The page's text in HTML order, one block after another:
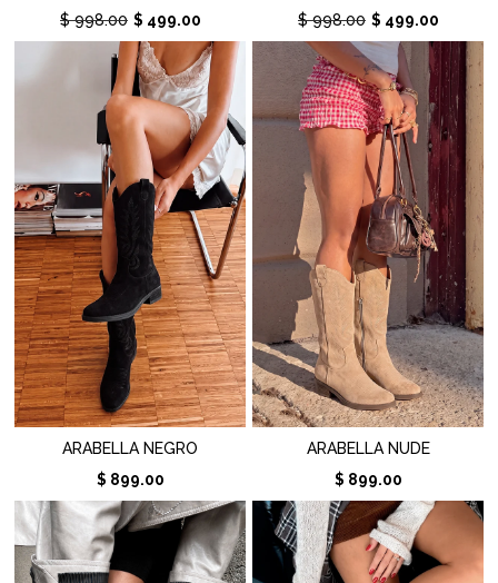
$ 998.00 $ 499.00
$ 998.00 $ 499.00
ARABELLA NEGRO
$ 899.00
ARABELLA NUDE
$ 899.00